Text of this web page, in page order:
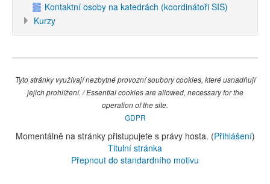
Kontaktní osoby na katedrách (koordinátoři SIS)
Kurzy
Tyto stránky využívají nezbytné provozní soubory cookies, které usnadňují
jejich prohlížení. / Essential cookies are allowed, necessary for the
operation of the site.
GDPR
Momentálně na stránky přistupujete s právy hosta. (Přihlášení)
Titulní stránka
Přepnout do standardního motivu